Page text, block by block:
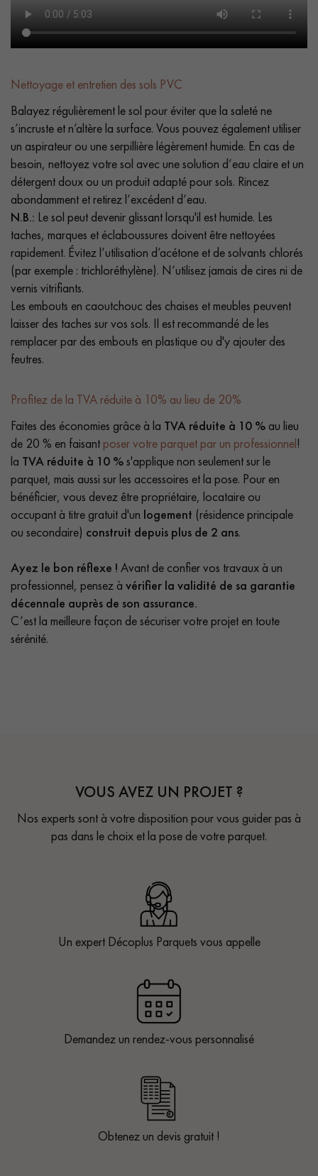
Nettoyage et entretien des sols PVC
Balayez régulièrement le sol pour éviter que la saleté ne
s’incruste et n’altère la surface. Vous pouvez également utiliser
un aspirateur ou une serpillière légèrement humide. En cas de
besoin, nettoyez votre sol avec une solution d’eau claire et un
détergent doux ou un produit adapté pour sols. Rincez
abondamment et retirez l’excédent d’eau.
N.B.: Le sol peut devenir glissant lorsqu'il est humide. Les
taches, marques et éclaboussures doivent être nettoyées
rapidement. Évitez l’utilisation d’acétone et de solvants chlorés
(par exemple : trichloréthylène). N’utilisez jamais de cires ni de
vernis vitrifiants.
Les embouts en caoutchouc des chaises et meubles peuvent
laisser des taches sur vos sols. Il est recommandé de les
remplacer par des embouts en plastique ou d'y ajouter des
feutres.
Profitez de la TVA réduite à 10% au lieu de 20%
Faites des économies grâce à la TVA réduite à 10 % au lieu
de 20 % en faisant poser votre parquet par un professionnel!
la TVA réduite à 10 %s'applique non seulement sur le
parquet, mais aussi sur les accessoires et la pose. Pour en
bénéficier, vous devez être propriétaire, locataire ou
occupant à titre gratuit d'un logement (résidence principale
ou secondaire) construit depuis plus de 2 ans.
Ayez le bon réflexe ! Avant de confier vos travaux à un
professionnel, pensez à vérifier la validité de sa garantie
décennale auprès de son assurance.
C’est la meilleure façon de sécuriser votre projet en toute
sérénité.
VOUS AVEZ UN PROJET ?
Nos experts sont à votre disposition pour vous guider pas à
pas dans le choix et la pose de votre parquet.
Un expert Décoplus Parquets vous appelle
Demandez un rendez-vous personnalisé
Obtenez un devis gratuit !